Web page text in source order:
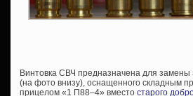
Винтовка СВЧ предназначена для
(на фото внизу), оснащенного складным
прицелом «1 П88–4» вместо старого